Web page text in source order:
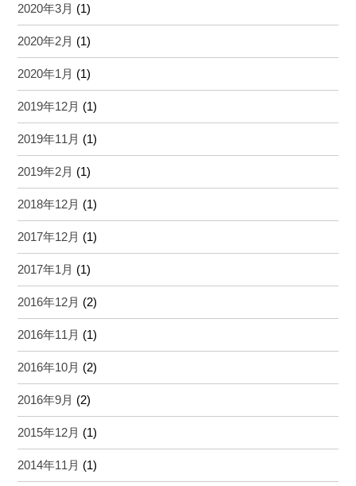
2020年3月 (1)
2020年2月 (1)
2020年1月 (1)
2019年12月 (1)
2019年11月 (1)
2019年2月 (1)
2018年12月 (1)
2017年12月 (1)
2017年1月 (1)
2016年12月 (2)
2016年11月 (1)
2016年10月 (2)
2016年9月 (2)
2015年12月 (1)
2014年11月 (1)